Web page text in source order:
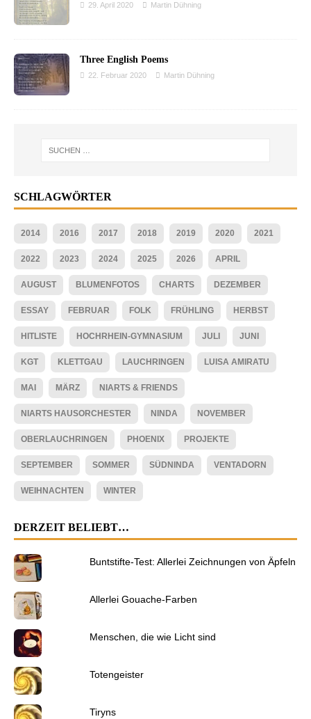
29. April 2020 Martin Dühning
Three English Poems
22. Februar 2020 Martin Dühning
SCHLAGWÖRTER
2014 2016 2017 2018 2019 2020 2021
2022 2023 2024 2025 2026 APRIL
AUGUST BLUMENFOTOS CHARTS DEZEMBER
ESSAY FEBRUAR FOLK FRÜHLING HERBST
HITLISTE HOCHRHEIN-GYMNASIUM JULI JUNI
KGT KLETTGAU LAUCHRINGEN LUISA AMIRATU
MAI MÄRZ NIARTS & FRIENDS
NIARTS HAUSORCHESTER NINDA NOVEMBER
OBERLAUCHRINGEN PHOENIX PROJEKTE
SEPTEMBER SOMMER SÜDNINDA VENTADORN
WEIHNACHTEN WINTER
DERZEIT BELIEBT…
Buntstifte-Test: Allerlei Zeichnungen von Äpfeln
Allerlei Gouache-Farben
Menschen, die wie Licht sind
Totengeister
Tiryns